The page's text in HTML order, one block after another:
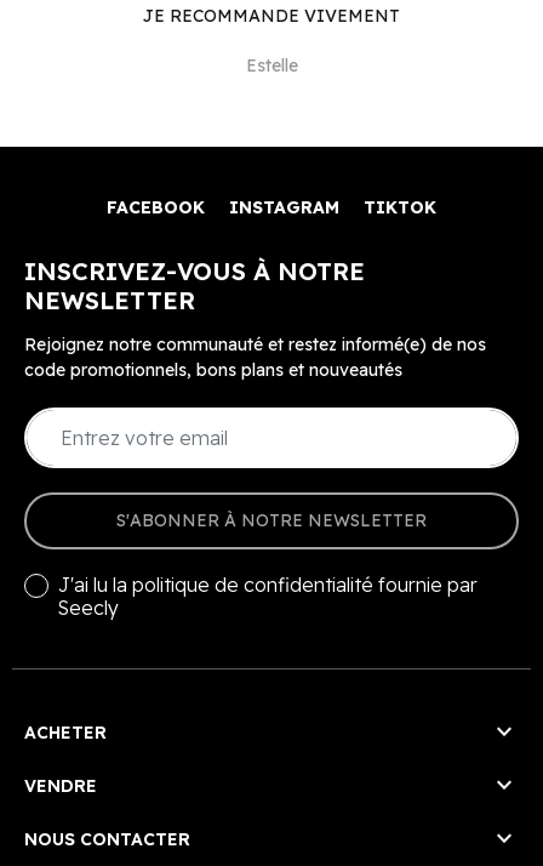
JE RECOMMANDE VIVEMENT
Estelle
FACEBOOK INSTAGRAM TIKTOK
INSCRIVEZ-VOUS À NOTRE
NEWSLETTER
Rejoignez notre communauté et restez informé(e) de nos
code promotionnels, bons plans et nouveautés
S'ABONNER À NOTRE NEWSLETTER
J'ai lu la politique de confidentialité fournie par
Seecly
ACHETER 
VENDRE 
NOUS CONTACTER 